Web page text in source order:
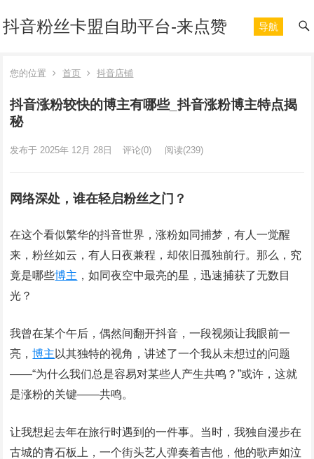
抖音粉丝卡盟自助平台-来点赞 导航
您的位置 首页 抖音店铺
抖音涨粉较快的博主有哪些_抖音涨粉博主特点揭
秘
发布于 2025年 12月 28日 评论(0) 阅读(239)
网络深处，谁在轻启粉丝之门？
在这个看似繁华的抖音世界，涨粉如同捕梦，有人一觉醒
来，粉丝如云，有人日夜兼程，却依旧孤独前行。那么，究
竟是哪些博主 ，如同夜空中最亮的星，迅速捕获了无数目
光？
我曾在某个午后，偶然间翻开抖音，一段视频让我眼前一
亮，博主 以其独特的视角，讲述了一个我从未想过的问题
——“为什么我们总是容易对某些人产生共鸣？”或许，这就
是涨粉的关键——共鸣。
让我想起去年在旅行时遇到的一件事。当时，我独自漫步在
古城的青石板上，一个街头艺人弹奏着吉他，他的歌声如泣